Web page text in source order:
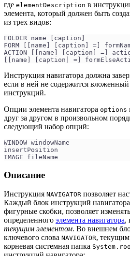
где elementDescription в
элемента, который должен быть
из трех видов:
FOLDER name [caption]
FORM [[name] [caption] =]
ACTION [[name] [caption] =]
[[name] [caption] =]
Инструкция навигатора должна
если в ней не содержится
инструкций.
Опции элемента навигатора options
друг за другом в произвольном
следующий набор опций:
WINDOW windowName
insertPosition
IMAGE fileName
Описание
Инструкция NAVIGATOR позволяет
Каждый блок инструкций
фигурные скобки, позволяет
определенного элемента навигатора,
текущим элементом. Во внешнем
ключевого слова NAVIGATOR, текущим
корневая системная папка